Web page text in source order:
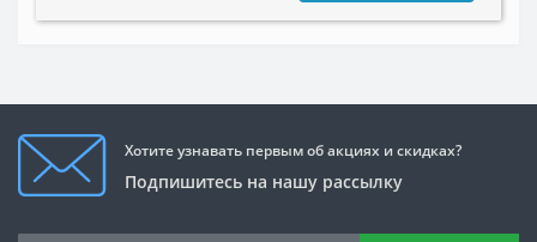
Хотите узнавать первым об акциях и скидках?
Подпишитесь на нашу рассылку